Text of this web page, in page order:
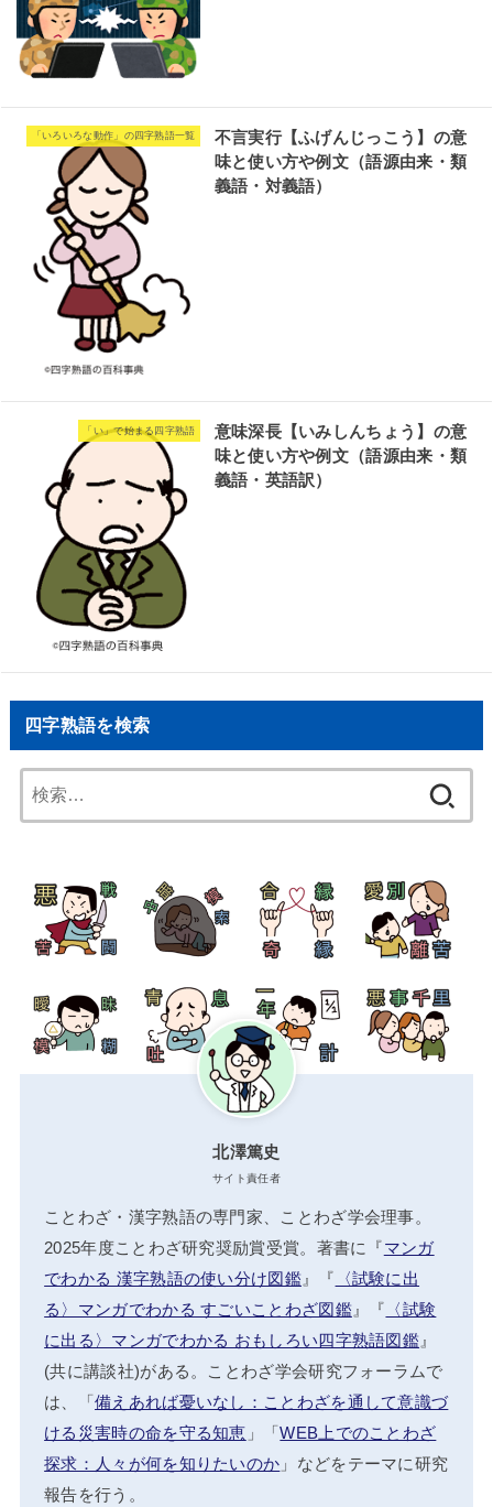
「いろいろな動作」の四字熟語一覧
不言実行【ふげんじっこう】の意
味と使い方や例文（語源由来・類
義語・対義語）
「い」で始まる四字熟語
意味深長【いみしんちょう】の意
味と使い方や例文（語源由来・類
義語・英語訳）
四字熟語を検索
索:
北澤篤史
サイト責任者
ことわざ・漢字熟語の専門家、ことわざ学会理事。
2025年度ことわざ研究奨励賞受賞。著書に『マンガ
でわかる 漢字熟語の使い分け図鑑』『 〈試験に出
る〉マンガでわかる すごいことわざ図鑑』『 〈試験
に出る〉マンガでわかる おもしろい四字熟語図鑑 』
(共に講談社)がある。ことわざ学会研究フォーラムで
は、「備えあれば憂いなし：ことわざを通して意識づ
ける災害時の命を守る知恵 」「WEB上でのことわざ
探求：人々が何を知りたいのか 」などをテーマに研究
報告を行う。